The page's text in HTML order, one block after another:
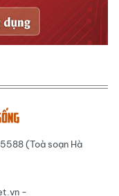
(Toà soạn Hà
-